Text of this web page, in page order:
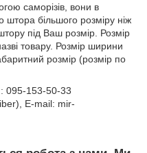
саморізів, вони в
штора більшого розміру ніж
під Ваш розмір. Розмір
товару. Розмір ширини
розмір (розмір по
095-153-50-33
E-mail: mir-